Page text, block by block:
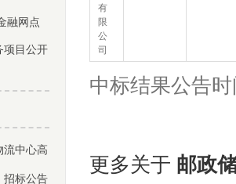
融网点
项目公开
流中心高
招标公告
有
限
公
司
中标结果公告
更多关于 邮政